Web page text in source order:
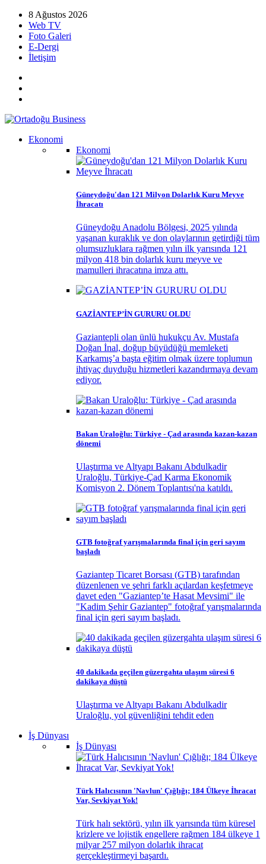
8 Ağustos 2026
Web TV
Foto Galeri
E-Dergi
İletişim
Ekonomi
Ekonomi
Güneydoğu'dan 121 Milyon Dolarlık Kuru Meyve
İhracatı
Güneydoğu Anadolu Bölgesi, 2025 yılında
yaşanan kuraklık ve don olaylarının getirdiği tüm
olumsuzluklara rağmen yılın ilk yarısında 121
milyon 418 bin dolarlık kuru meyve ve
mamulleri ihracatına imza attı.
GAZİANTEP’İN GURURU OLDU
Gaziantepli olan ünlü hukukçu Av. Mustafa
Doğan İnal, doğup büyüdüğü memleketi
Karkamış’a başta eğitim olmak üzere toplumun
ihtiyaç duyduğu hizmetleri kazandırmaya devam
ediyor.
Bakan Uraloğlu: Türkiye - Çad arasında kazan-kazan
dönemi
Ulaştırma ve Altyapı Bakanı Abdulkadir
Uraloğlu, Türkiye-Çad Karma Ekonomik
Komisyon 2. Dönem Toplantısı'na katıldı.
GTB fotoğraf yarışmalarında final için geri sayım
başladı
Gaziantep Ticaret Borsası (GTB) tarafından
düzenlenen ve şehri farklı açılardan keşfetmeye
davet eden "Gaziantep’te Hasat Mevsimi" ile
"Kadim Şehir Gaziantep" fotoğraf yarışmalarında
final için geri sayım başladı.
40 dakikada geçilen güzergahta ulaşım süresi 6
dakikaya düştü
Ulaştırma ve Altyapı Bakanı Abdulkadir
Uraloğlu, yol güvenliğini tehdit eden
İş Dünyası
İş Dünyası
Türk Halıcısının 'Navlun' Çığlığı; 184 Ülkeye İhracat
Var, Sevkiyat Yok!
Türk halı sektörü, yılın ilk yarısında tüm küresel
krizlere ve lojistik engellere rağmen 184 ülkeye 1
milyar 257 milyon dolarlık ihracat
gerçekleştirmeyi başardı.